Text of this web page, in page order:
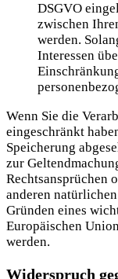
DSGVO
zwischen
werden.
Interessen
Wenn Sie die
eingeschränkt
Speicherung
zur
Rechtsansprüchen
anderen
Gründen eines
Europäischen
werden.
Widerspruch